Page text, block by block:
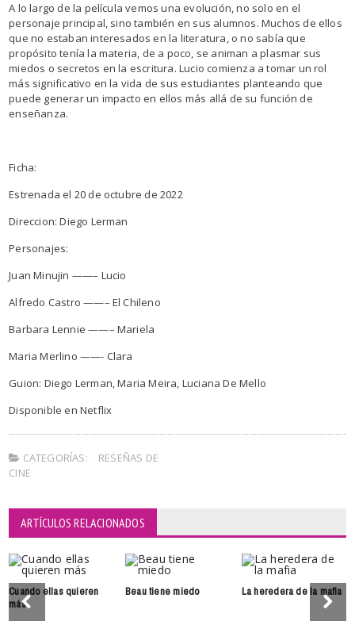
A lo largo de la película vemos una evolución, no solo en el
personaje principal, sino también en sus alumnos. Muchos de ellos
que no estaban interesados en la literatura, o no sabía que
propósito tenía la materia, de a poco, se animan a plasmar sus
miedos o secretos en la escritura. Lucio comienza a tomar un rol
más significativo en la vida de sus estudiantes planteando que
puede generar un impacto en ellos más allá de su función de
enseñanza.
Ficha:
Estrenada el 20 de octubre de 2022
Direccion: Diego Lerman
Personajes:
Juan Minujin ——– Lucio
Alfredo Castro ——– El Chileno
Barbara Lennie ——– Mariela
Maria Merlino ——- Clara
Guion: Diego Lerman, Maria Meira, Luciana De Mello
Disponible en Netflix
CATEGORÍAS:
RESEÑAS DE
CINE
ARTÍCULOS RELACIONADOS
Cuando ellas quieren
más
Beau tiene miedo La heredera de la mafia